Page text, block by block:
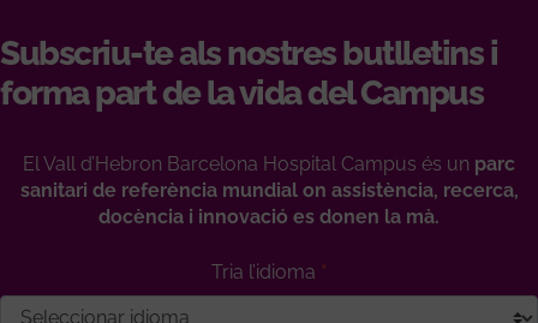
Subscriu-te als nostres butlletins i
forma part de la vida del Campus
El Vall d’Hebron Barcelona Hospital Campus és un parc
sanitari de referència mundial on assistència, recerca,
docència i innovació es donen la mà.
Tria l’idioma